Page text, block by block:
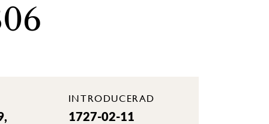
INTRODUCERAD
1727-02-11